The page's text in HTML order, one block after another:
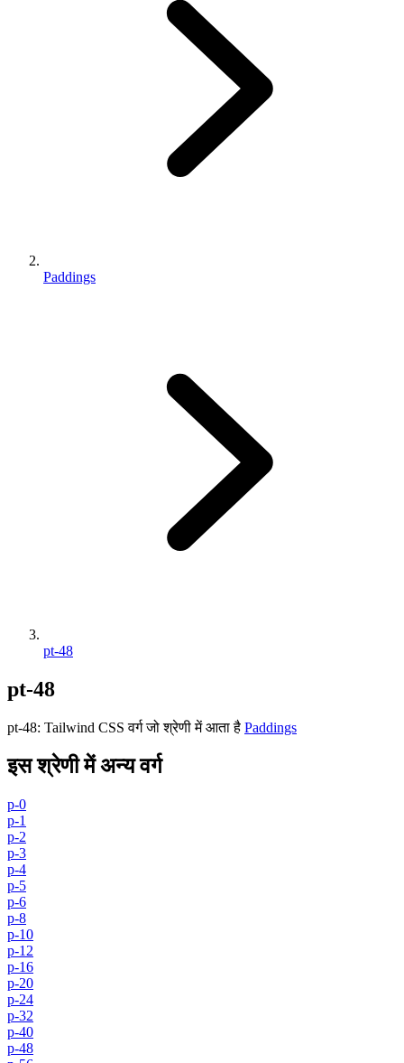
Paddings
pt-48
pt-48
pt-48: Tailwind CSS वर्ग जो श्रेणी में आता है Paddings
इस श्रेणी में अन्य वर्ग
p-0
p-1
p-2
p-3
p-4
p-5
p-6
p-8
p-10
p-12
p-16
p-20
p-24
p-32
p-40
p-48